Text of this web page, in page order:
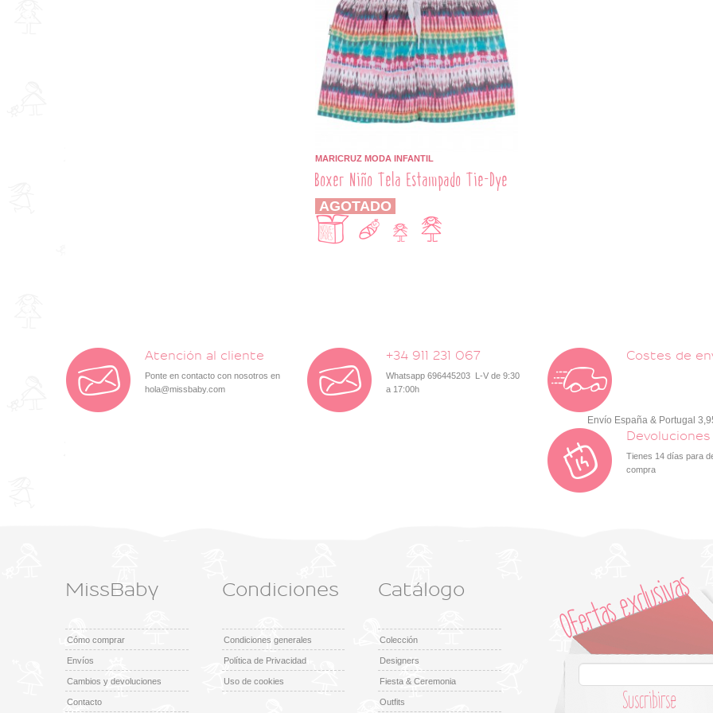
MARICRUZ MODA INFANTIL
Boxer Niño Tela Estampado Tie-Dye
AGOTADO
Atención al cliente
Ponte en contacto con nosotros en
hola@missbaby.com
+34 911 231 067
Whatsapp 696445203 L-V de 9:30
a 17:00h
Costes de
Envío España & Portugal
Devoluciones
Tienes 14 días para
compra
MissBaby
Cómo comprar
Envíos
Cambios y devoluciones
Contacto
Condiciones
Condiciones generales
Política de Privacidad
Uso de cookies
Catálogo
Colección
Designers
Fiesta & Ceremonia
Outfits Suscribirse